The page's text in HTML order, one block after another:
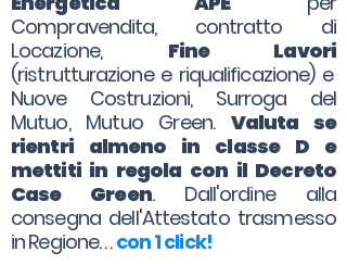
Compravendita, contratto di
Locazione, Fine Lavori
(ristrutturazione e riqualificazione) e
Nuove Costruzioni, Surroga del
Mutuo, Mutuo Green. Valuta se
rientri almeno in classe D e
mettiti in regola con il Decreto
Case Green. Dall'ordine alla
consegna dell'Attestato trasmesso
in Regione. . .con 1 click!